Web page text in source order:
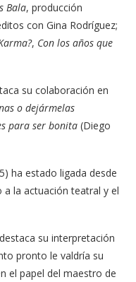
Bala, producción
con Gina Rodríguez;
, Con los años que
su colaboración en
o dejármelas
para ser bonita (Diego
ha estado ligada desde
la actuación teatral y el
su interpretación
pronto le valdría su
el papel del maestro de